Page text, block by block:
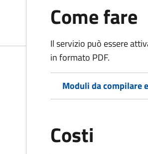
Come fare
Il servizio può essere
in formato PDF.
Moduli da compilare
Costi